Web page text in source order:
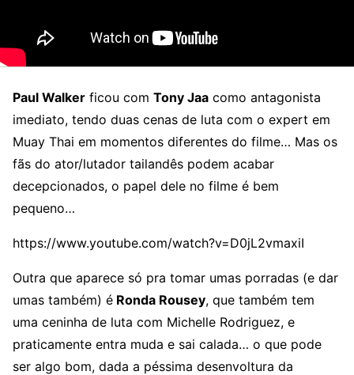
Paul Walker ficou com Tony Jaa como antagonista
imediato, tendo duas cenas de luta com o expert em
Muay Thai em momentos diferentes do filme… Mas os
fãs do ator/lutador tailandês podem acabar
decepcionados, o papel dele no filme é bem
pequeno…
https://www.youtube.com/watch?v=D0jL2vmaxiI
Outra que aparece só pra tomar umas porradas (e dar
umas também) é Ronda Rousey, que também tem
uma ceninha de luta com Michelle Rodriguez, e
praticamente entra muda e sai calada… o que pode
ser algo bom, dada a péssima desenvoltura da